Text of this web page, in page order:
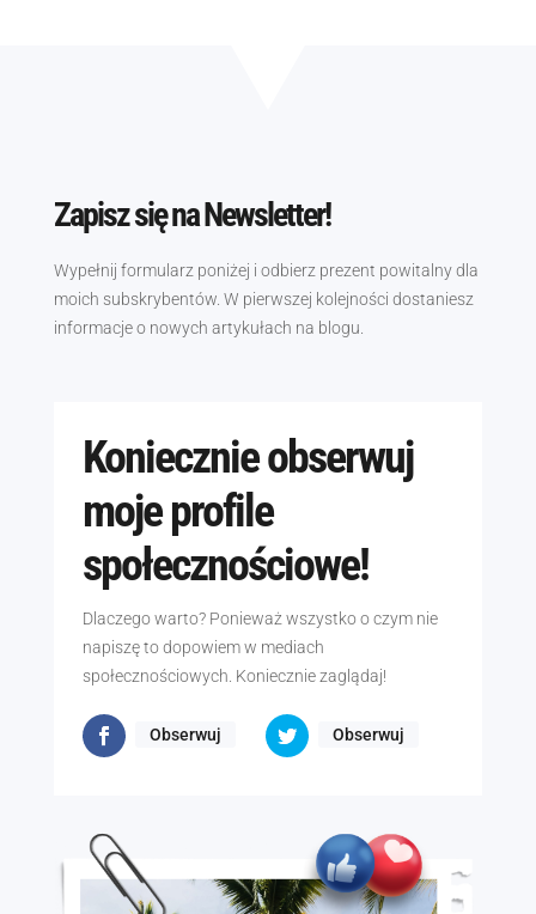
Zapisz się na Newsletter!
Wypełnij formularz poniżej i odbierz prezent powitalny dla
moich subskrybentów. W pierwszej kolejności dostaniesz
informacje o nowych artykułach na blogu.
Koniecznie obserwuj
moje profile
społecznościowe!
Dlaczego warto? Ponieważ wszystko o czym nie
napiszę to dopowiem w mediach
społecznościowych. Koniecznie zaglądaj!
Obserwuj Obserwuj